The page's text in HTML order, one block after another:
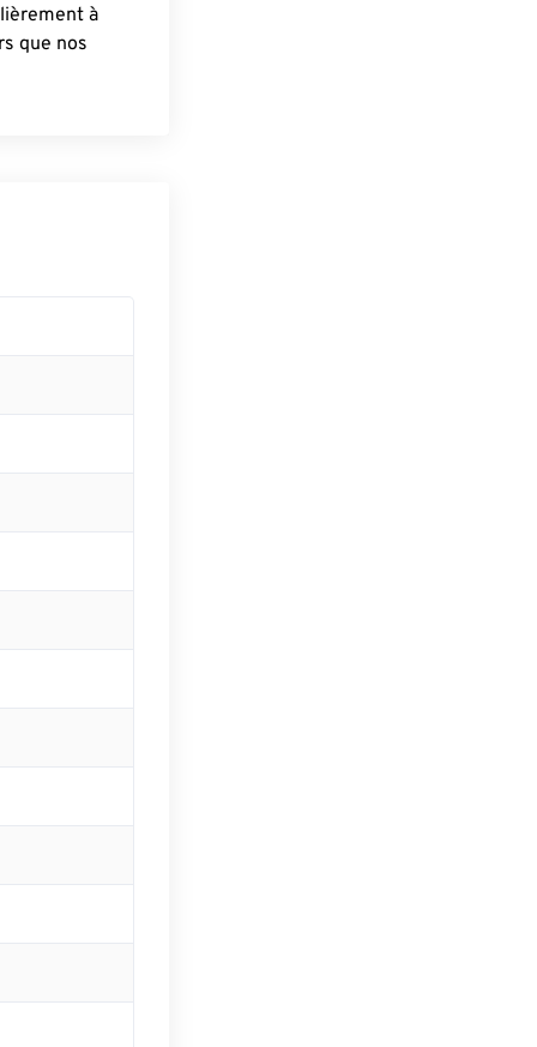
à
que nos